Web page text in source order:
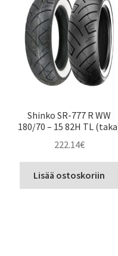
Shinko SR-777 R WW
180/70 – 15 82H TL
222.14€
Lisää ostoskoriin